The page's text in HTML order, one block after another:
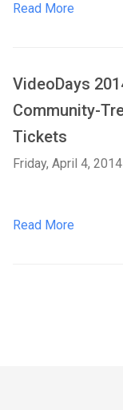
Read More
VideoDays
Community-
Tickets
Friday, April 4, 2014
Read More